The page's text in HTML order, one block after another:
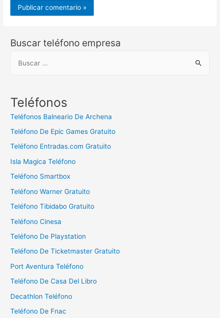
Buscar teléfono empresa
c
:
Teléfonos
Teléfonos Balneario De Archena
Teléfono De Epic Games Gratuito
Teléfono Entradas.com Gratuito
Isla Magica Teléfono
Teléfono Smartbox
Teléfono Warner Gratuito
Teléfono Tibidabo Gratuito
Teléfono Cinesa
Teléfono De Playstation
Teléfono De Ticketmaster Gratuito
Port Aventura Teléfono
Teléfono De Casa Del Libro
Decathlon Teléfono
Teléfono De Fnac